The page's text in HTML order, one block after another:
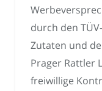
durch den
Zutaten und
Prager Rattler
freiwillige